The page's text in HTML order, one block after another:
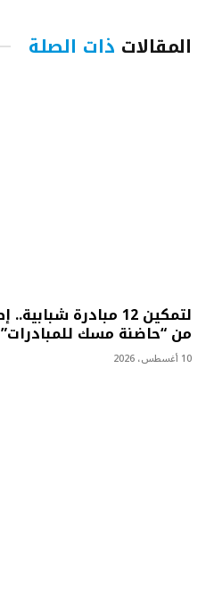
المقالات ذات الصلة
لتمكين 12 مبادرة
من “حاضنة مسك للمبادرات”
10 أغسطس، 2026